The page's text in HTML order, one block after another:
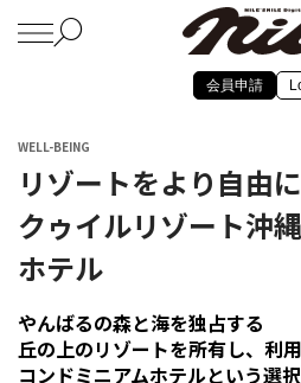
会員申請
WELL-BEING
リゾートをより自由に
クゥイルリゾート沖
ホテル
やんばるの森と海を独占する
丘の上のリゾートを所有し、利
コンドミニアムホテルという選択